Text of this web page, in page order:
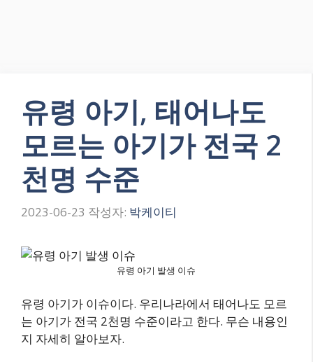
유령 아기, 태어나도
모르는 아기가 전국 2
천명 수준
2023-06-23 작성자: 박케이티
유령 아기 발생 이슈
유령 아기가 이슈이다. 우리나라에서 태어나도 모르
는 아기가 전국 2천명 수준이라고 한다. 무슨 내용인
지 자세히 알아보자.